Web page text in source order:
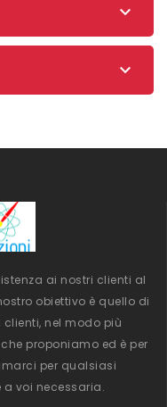


ai nostri clienti al
obiettivo è quello di
nel modo più
proponiamo ed è per
per qualsiasi
voi necessaria.